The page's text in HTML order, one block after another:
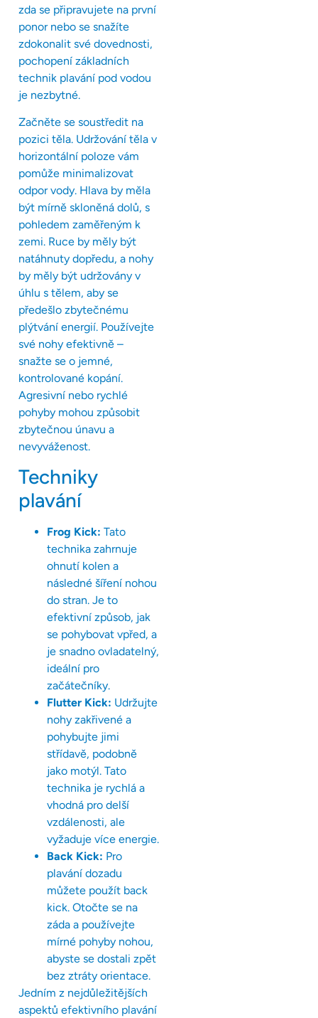
zda se připravujete na první
ponor nebo se snažíte
zdokonalit své dovednosti,
pochopení základních
technik plavání pod vodou
je nezbytné.
Začněte se soustředit na
pozici těla. Udržování těla v
horizontální poloze vám
pomůže minimalizovat
odpor vody. Hlava by měla
být mírně skloněná dolů, s
pohledem zaměřeným k
zemi. Ruce by měly být
natáhnuty dopředu, a nohy
by měly být udržovány v
úhlu s tělem, aby se
předešlo zbytečnému
plýtvání energií. Používejte
své nohy efektivně –
snažte se o jemné,
kontrolované kopání.
Agresivní nebo rychlé
pohyby mohou způsobit
zbytečnou únavu a
nevyváženost.
Techniky
plavání
Frog Kick: Tato
technika zahrnuje
ohnutí kolen a
následné šíření nohou
do stran. Je to
efektivní způsob, jak
se pohybovat vpřed, a
je snadno ovladatelný,
ideální pro
začátečníky.
Flutter Kick: Udržujte
nohy zakřivené a
pohybujte jimi
střídavě, podobně
jako motýl. Tato
technika je rychlá a
vhodná pro delší
vzdálenosti, ale
vyžaduje více energie.
Back Kick: Pro
plavání dozadu
můžete použít back
kick. Otočte se na
záda a používejte
mírné pohyby nohou,
abyste se dostali zpět
bez ztráty orientace.
Jedním z nejdůležitějších
aspektů efektivního plavání